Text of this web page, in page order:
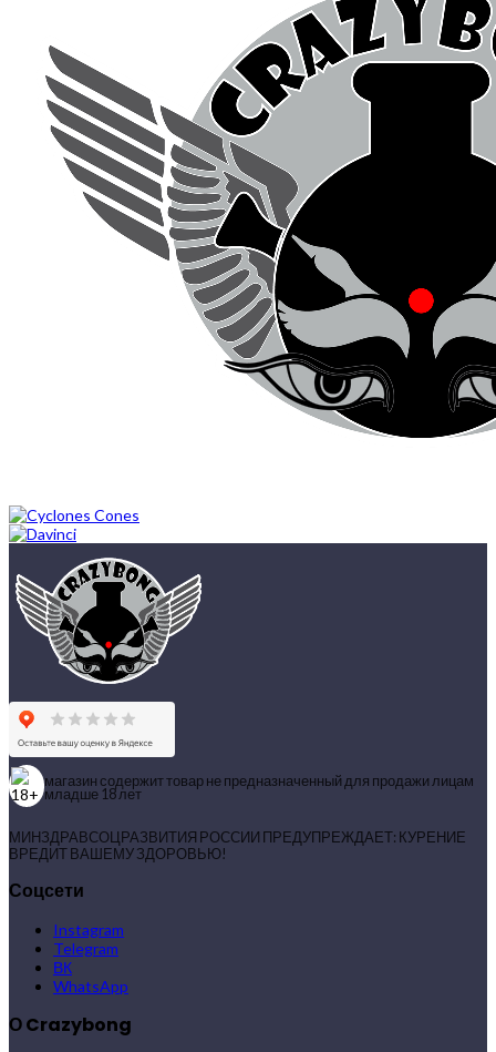
магазин содержит товар не предназначенный для продажи лицам
младше 18 лет
МИНЗДРАВСОЦРАЗВИТИЯ РОССИИ ПРЕДУПРЕЖДАЕТ: КУРЕНИЕ
ВРЕДИТ ВАШЕМУ ЗДОРОВЬЮ!
Соцсети
Instagram
Telegram
ВК
WhatsApp
О Crazybong